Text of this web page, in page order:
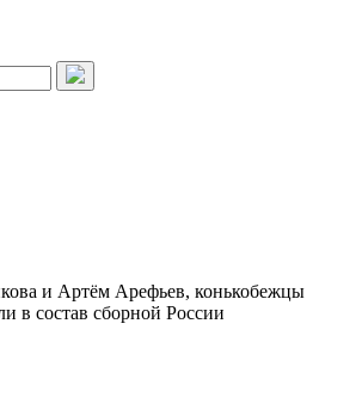
и Артём Арефьев, конькобежцы
в состав сборной России